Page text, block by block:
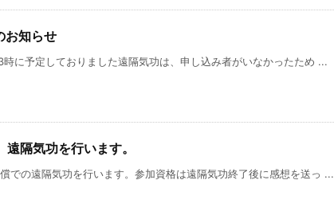
お知らせ
に予定しておりました遠隔気功は、申し込み者がいなかったため ...
隔気功を行います。
での遠隔気功を行います。参加資格は遠隔気功終了後に感想を送っ ...